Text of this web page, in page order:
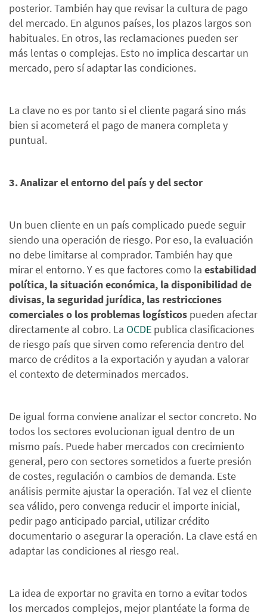
posterior. También hay que revisar la cultura de pago
del mercado. En algunos países, los plazos largos son
habituales. En otros, las reclamaciones pueden ser
más lentas o complejas. Esto no implica descartar un
mercado, pero sí adaptar las condiciones.
La clave no es por tanto si el cliente pagará sino más
bien si acometerá el pago de manera completa y
puntual.
3. Analizar el entorno del país y del sector
Un buen cliente en un país complicado puede seguir
siendo una operación de riesgo. Por eso, la evaluación
no debe limitarse al comprador. También hay que
mirar el entorno. Y es que factores como la estabilidad
política, la situación económica, la disponibilidad de
divisas, la seguridad jurídica, las restricciones
comerciales o los problemas logísticos pueden afectar
directamente al cobro. La OCDE publica clasificaciones
de riesgo país que sirven como referencia dentro del
marco de créditos a la exportación y ayudan a valorar
el contexto de determinados mercados.
De igual forma conviene analizar el sector concreto. No
todos los sectores evolucionan igual dentro de un
mismo país. Puede haber mercados con crecimiento
general, pero con sectores sometidos a fuerte presión
de costes, regulación o cambios de demanda. Este
análisis permite ajustar la operación. Tal vez el cliente
sea válido, pero convenga reducir el importe inicial,
pedir pago anticipado parcial, utilizar crédito
documentario o asegurar la operación. La clave está en
adaptar las condiciones al riesgo real.
La idea de exportar no gravita en torno a evitar todos
los mercados complejos, mejor plantéate la forma de